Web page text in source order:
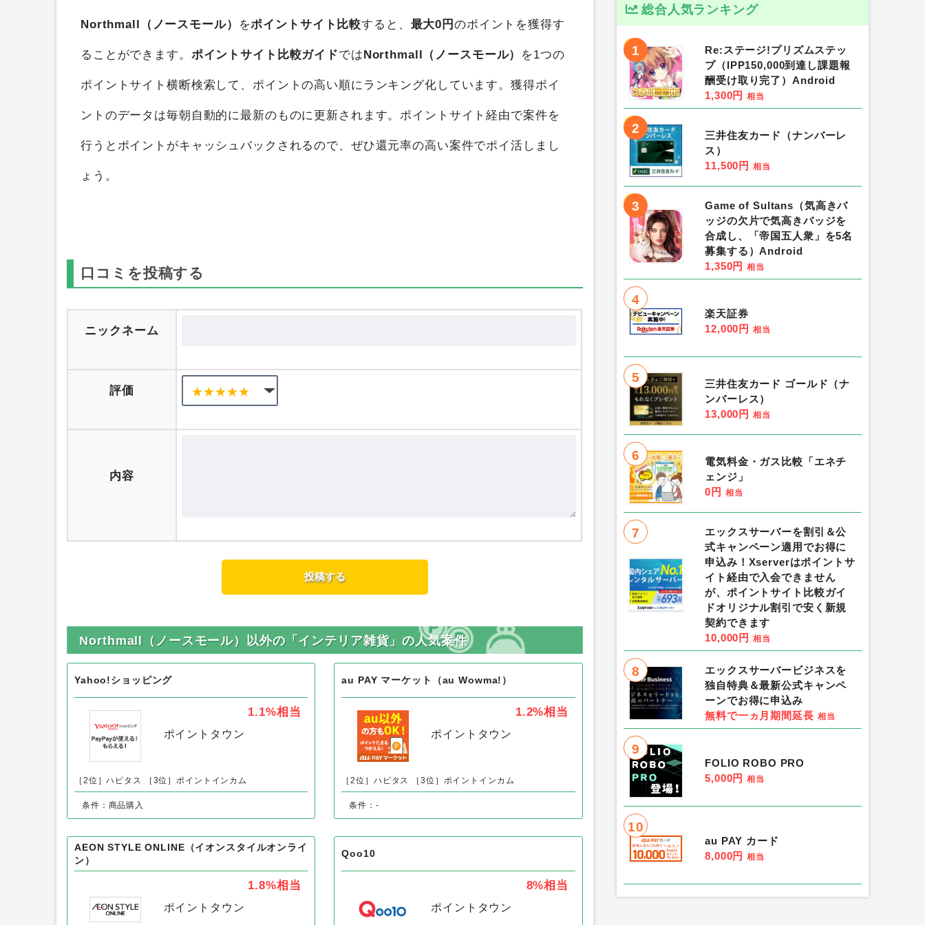
Northmall（ノースモール） をポイントサイト比較すると、 最大0円のポイントを獲得す
ることができます。 ポイントサイト比較ガイドではNorthmall（ノースモール） を1つの
ポイントサイト横断検索して、ポイントの高い順にランキング化しています。獲得ポイ
ントのデータは毎朝自動的に最新のものに更新されます。ポイントサイト経由で案件を
行うとポイントがキャッシュバックされるので、ぜひ還元率の高い案件でポイ活しまし
ょう。
口コミを投稿する
ニックネーム
評価
内容
Northmall（ノースモール）以外の「インテリア雑貨」の人気案件
Yahoo!ショッピング
1.1%相当
ポイントタウン
［2位］ハピタス ［3位］ポイントインカム
条件：商品購入
au PAY マーケット（au Wowma!）
1.2%相当
ポイントタウン
［2位］ハピタス ［3位］ポイントインカム
条件：-
AEON STYLE ONLINE（イオンスタイルオンライ
ン）
1.8%相当
ポイントタウン
Qoo10
8%相当
ポイントタウン
総合人気ランキング
1
Re:ステージ!プリズムステッ
プ（IPP150,000到達し課題報
酬受け取り完了）Android
1,300円 相当
2
三井住友カード（ナンバーレ
ス）
11,500円 相当
3
Game of Sultans（気高きバ
ッジの欠片で気高きバッジを
合成し、「帝国五人衆」を5名
募集する）Android
1,350円 相当
4
楽天証券
12,000円 相当
5
三井住友カード ゴールド（ナ
ンバーレス）
13,000円 相当
6
電気料金・ガス比較「エネチ
ェンジ」
0円 相当
7
エックスサーバーを割引＆公
式キャンペーン適用でお得に
申込み！Xserverはポイントサ
イト経由で入会できません
が、ポイントサイト比較ガイ
ドオリジナル割引で安く新規
契約できます
10,000円 相当
8
エックスサーバービジネスを
独自特典＆最新公式キャンペ
ーンでお得に申込み
無料で一ヵ月期間延長 相当
9
FOLIO ROBO PRO
5,000円 相当
10
au PAY カード
8,000円 相当